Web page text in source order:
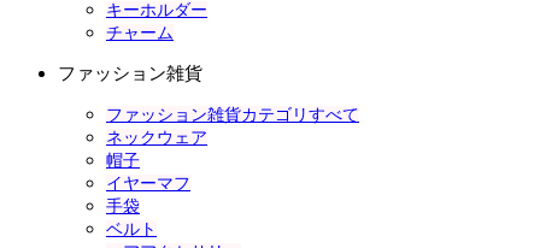
キーホルダー
チャーム
ファッション雑貨
ファッション雑貨カテゴリすべて
ネックウェア
帽子
イヤーマフ
手袋
ベルト